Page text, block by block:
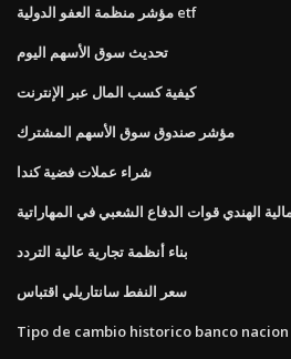
مؤشر منظمة العفو الدولية etf
تحديث سوق الأسهم اليوم
كيفية كسب المال عبر الإنترنت
مؤشر صندوق سوق الأسهم المشترك
شراء عملات فضية كندا
الهندي قوات الدفاع الشعبي في المهاراتية
بناء أنظمة تجارية عالية التردد
سعر النفط سانتاريلي اقتباس
Tipo de cambio historico banco nacion